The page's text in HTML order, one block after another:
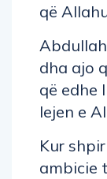
që
dha ajo
që edhe
lejen e
Kur
ambicie